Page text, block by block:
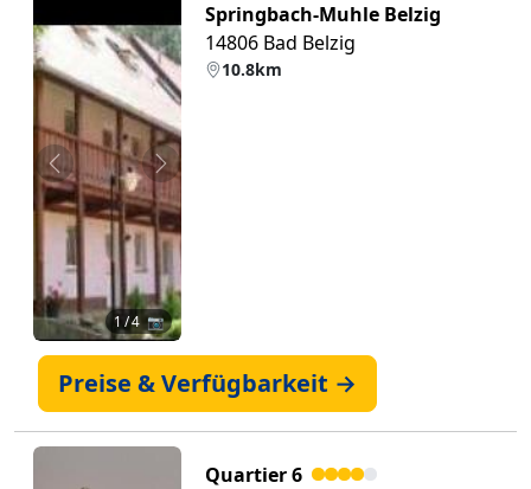
Zurück Weiter
1 / 4 📷
Springbach-Muhle Belzig
14806 Bad Belzig
10.8km
Preise & Verfügbarkeit →
Quartier 6